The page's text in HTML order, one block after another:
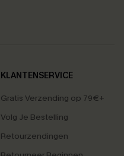
KLANTENSERVICE
Gratis Verzending op 79€+
Volg Je Bestelling
Retourzendingen